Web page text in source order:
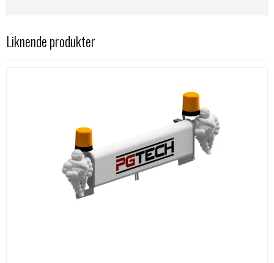
Liknende produkter